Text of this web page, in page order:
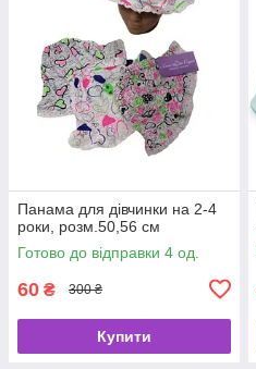
Панама для дівчинки на 2-4
роки, розм.50,56 см
Готово до відправки 4 од.
60 ₴ 300 ₴
Купити